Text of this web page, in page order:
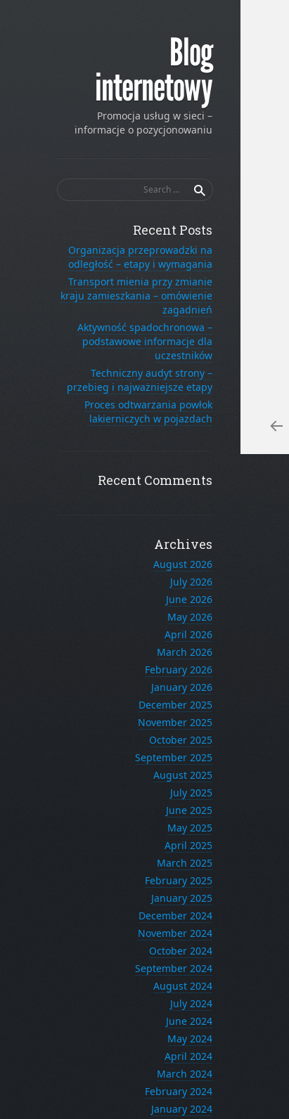
Blog
internetowy
Promocja usług w sieci –
informacje o pozycjonowaniu
Recent Posts
Organizacja przeprowadzki na
odległość – etapy i wymagania
Transport mienia przy zmianie
kraju zamieszkania – omówienie
zagadnień
Aktywność spadochronowa –
podstawowe informacje dla
uczestników
Techniczny audyt strony –
przebieg i najważniejsze etapy
Proces odtwarzania powłok
lakierniczych w pojazdach
Recent Comments
Archives
August 2026
July 2026
June 2026
May 2026
April 2026
March 2026
February 2026
January 2026
December 2025
November 2025
October 2025
September 2025
August 2025
July 2025
June 2025
May 2025
April 2025
March 2025
February 2025
January 2025
December 2024
November 2024
October 2024
September 2024
August 2024
July 2024
June 2024
May 2024
April 2024
March 2024
February 2024
January 2024